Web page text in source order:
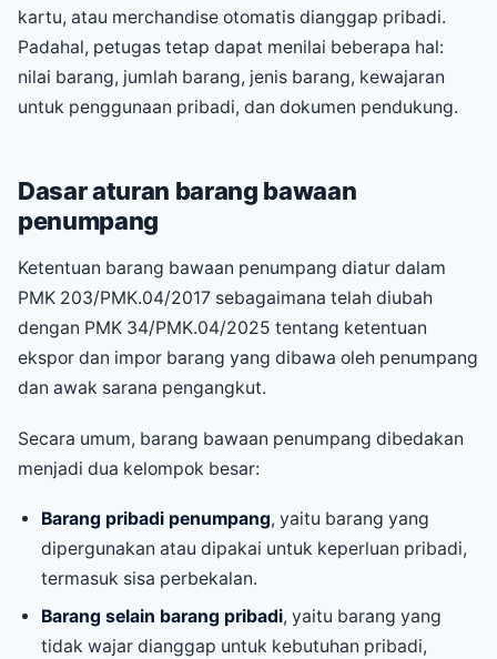
kartu, atau merchandise otomatis dianggap pribadi.
Padahal, petugas tetap dapat menilai beberapa hal:
nilai barang, jumlah barang, jenis barang, kewajaran
untuk penggunaan pribadi, dan dokumen pendukung.
Dasar aturan barang bawaan
penumpang
Ketentuan barang bawaan penumpang diatur dalam
PMK 203/PMK.04/2017 sebagaimana telah diubah
dengan PMK 34/PMK.04/2025 tentang ketentuan
ekspor dan impor barang yang dibawa oleh penumpang
dan awak sarana pengangkut.
Secara umum, barang bawaan penumpang dibedakan
menjadi dua kelompok besar:
Barang pribadi penumpang, yaitu barang yang
dipergunakan atau dipakai untuk keperluan pribadi,
termasuk sisa perbekalan.
Barang selain barang pribadi, yaitu barang yang
tidak wajar dianggap untuk kebutuhan pribadi,